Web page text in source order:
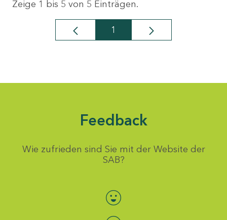
Zeige 1 bis 5 von 5 Einträgen.
Seite
1
Feedback
Wie zufrieden sind Sie mit der Website der
SAB?
Bewertung auswählen